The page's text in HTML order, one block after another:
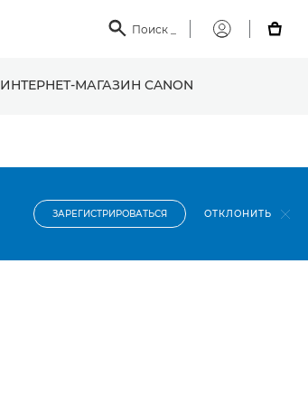
 Поиск
Мой

ИНТЕРНЕТ-МАГАЗИН CANON
ЗАРЕГИСТРИРОВАТЬСЯ ОТКЛОНИТЬ